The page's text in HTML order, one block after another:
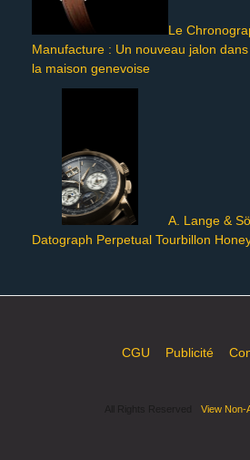
Le
Manufacture : Un nouveau jalon
la maison genevoise
A. Lange &
Datograph Perpetual Tourbillon
CGU Publicité
View Non-